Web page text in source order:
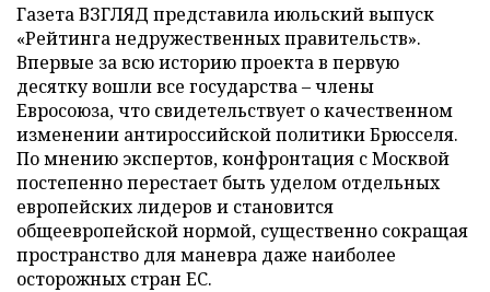
Газета ВЗГЛЯД представила июльский выпуск
«Рейтинга недружественных правительств».
Впервые за всю историю проекта в первую
десятку вошли все государства – члены
Евросоюза, что свидетельствует о качественном
изменении антироссийской политики Брюсселя.
По мнению экспертов, конфронтация с Москвой
постепенно перестает быть уделом отдельных
европейских лидеров и становится
общеевропейской нормой, существенно сокращая
пространство для маневра даже наиболее
осторожных стран ЕС.